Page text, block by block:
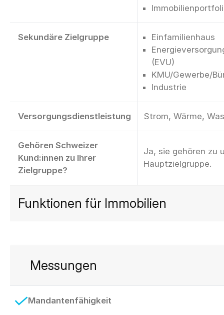
Sekundäre Zielgruppe
Einfamilienhaus
(EVU)
KMU/Gewerbe/
Industrie
Versorgungsdienstleistung Strom, Wärme,
Gehören Schweizer
Kund:innen zu Ihrer
Zielgruppe?
Ja, sie gehören zu
Hauptzielgruppe.
Funktionen für Immobilien
Messungen
Mandantenfähigkeit